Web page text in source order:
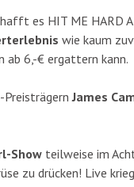
es HIT ME HARD
wie kaum
ab 6,-€ ergattern kann.
PreisträgernJames
Show teilweise im
zu drücken! Live